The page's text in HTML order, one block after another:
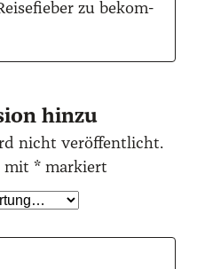
zu bekom­
hinzu
nicht veröffentlicht.
mit * markiert